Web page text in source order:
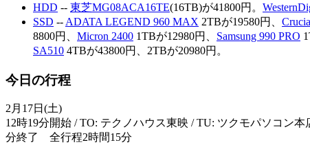
HDD -- 東芝MG08ACA16TE(16TB)が41800円。
SSD -- ADATA LEGEND 960 MAX 2TBが19580円、
8800円、 Micron 2400 1TBが12980円、 Samsung 990 PRO
SA510 4TBが43800円、2TBが20980円。
今日の行程
2月17日(土)
12時19分開始 / TO: テクノハウス東映 / TU: ツクモパソコン
分終了 全行程2時間15分